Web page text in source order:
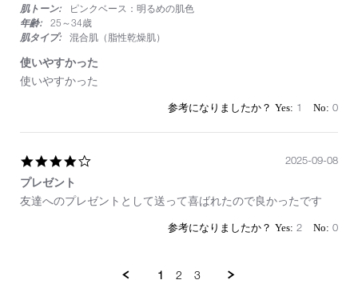
rating
肌トーン:
ピンクベース：明るめの肌色
年齢:
25～34歳
肌タイプ:
混合肌（脂性乾燥肌）
使いやすかった
Review
Nov
review
や
か
っ
た
使いやすかった
1 0
プレゼント
Review
review
友達へのプレゼントとして送って喜ばれたので良かったです
2025-09-08
2 0
1 2 3